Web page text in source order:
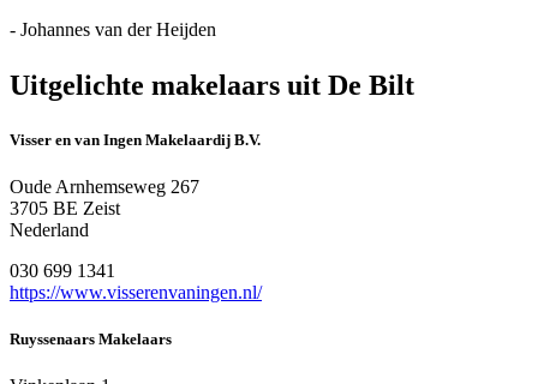
- Johannes van der Heijden
Uitgelichte makelaars uit De Bilt
Visser en van Ingen Makelaardij B.V.
Oude Arnhemseweg 267
3705 BE Zeist
Nederland
030 699 1341
https://www.visserenvaningen.nl/
Ruyssenaars Makelaars